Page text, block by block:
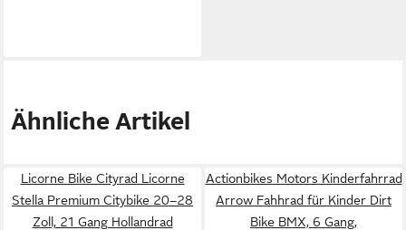
Ähnliche Artikel
Licorne Bike Cityrad Licorne
Stella Premium Citybike 20–28
Zoll, 21 Gang Hollandrad
Actionbikes Motors Kinderfahrrad
Arrow Fahhrad für Kinder Dirt
Bike BMX, 6 Gang,